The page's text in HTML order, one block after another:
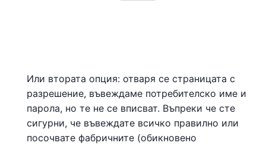
Или втората опция: отваря се страницата с
разрешение, въвеждаме потребителско име и
парола, но те не се вписват. Въпреки че сте
сигурни, че въвеждате всичко правилно или
посочвате фабричните (обикновено